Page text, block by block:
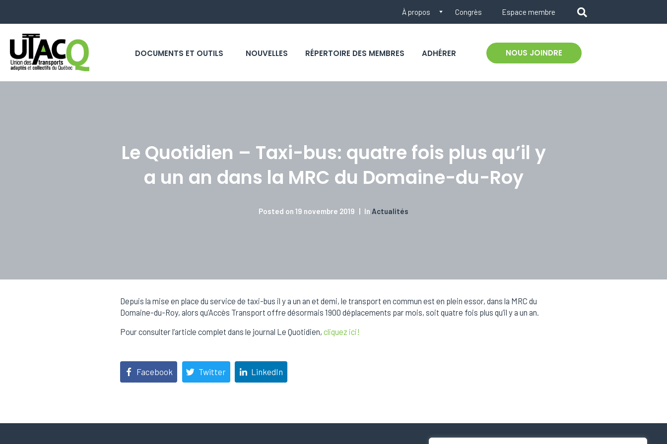
À propos Congrès Espace membre
DOCUMENTS ET OUTILS NOUVELLES RÉPERTOIRE DES MEMBRES ADHÉRER NOUS JOINDRE
Le Quotidien – Taxi-bus: quatre fois plus qu’il y
a un an dans la MRC du Domaine-du-Roy
Posted on 19 novembre 2019 In Actualités
Depuis la mise en place du service de taxi-bus il y a un an et demi, le transport en commun est en plein essor, dans la MRC du
Domaine-du-Roy, alors qu’Accès Transport offre désormais 1900 déplacements par mois, soit quatre fois plus qu’il y a un an.
Pour consulter l’article complet dans le journal Le Quotidien, cliquez ici!
Facebook Twitter LinkedIn